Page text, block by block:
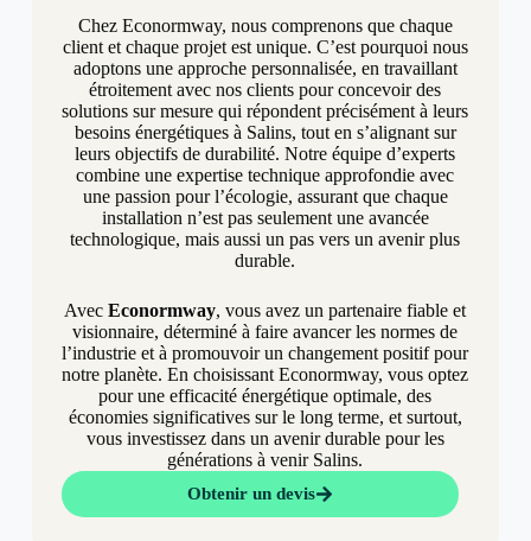
Chez Econormway, nous comprenons que chaque
client et chaque projet est unique. C’est pourquoi nous
adoptons une approche personnalisée, en travaillant
étroitement avec nos clients pour concevoir des
solutions sur mesure qui répondent précisément à leurs
besoins énergétiques à Salins, tout en s’alignant sur
leurs objectifs de durabilité. Notre équipe d’experts
combine une expertise technique approfondie avec
une passion pour l’écologie, assurant que chaque
installation n’est pas seulement une avancée
technologique, mais aussi un pas vers un avenir plus
durable.
AvecEconormway, vous avez un partenaire fiable et
visionnaire, déterminé à faire avancer les normes de
l’industrie et à promouvoir un changement positif pour
notre planète. En choisissant Econormway, vous optez
pour une efficacité énergétique optimale, des
économies significatives sur le long terme, et surtout,
vous investissez dans un avenir durable pour les
générations à venir Salins.
Obtenir un devis